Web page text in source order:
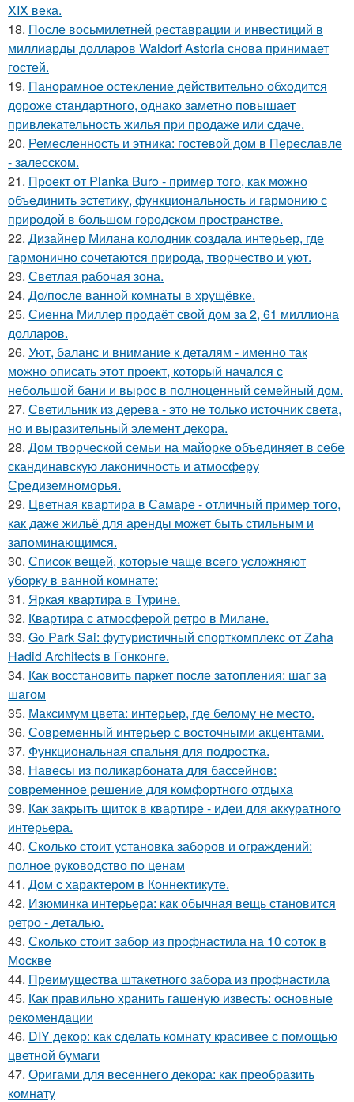
XIX века.
18. После восьмилетней реставрации и инвестиций в
миллиарды долларов Waldorf Astoria снова принимает
гостей.
19. Панорамное остекление действительно обходится
дороже стандартного, однако заметно повышает
привлекательность жилья при продаже или сдаче.
20. Ремесленность и этника: гостевой дом в Переславле
- залесском.
21. Проект от Planka Buro - пример того, как можно
объединить эстетику, функциональность и гармонию с
природой в большом городском пространстве.
22. Дизайнер Милана колодник создала интерьер, где
гармонично сочетаются природа, творчество и уют.
23. Светлая рабочая зона.
24. До/после ванной комнаты в хрущёвке.
25. Сиенна Миллер продаёт свой дом за 2, 61 миллиона
долларов.
26. Уют, баланс и внимание к деталям - именно так
можно описать этот проект, который начался с
небольшой бани и вырос в полноценный семейный дом.
27. Светильник из дерева - это не только источник света,
но и выразительный элемент декора.
28. Дом творческой семьи на майорке объединяет в себе
скандинавскую лаконичность и атмосферу
Средиземноморья.
29. Цветная квартира в Самаре - отличный пример того,
как даже жильё для аренды может быть стильным и
запоминающимся.
30. Список вещей, которые чаще всего усложняют
уборку в ванной комнате:
31. Яркая квартира в Турине.
32. Квартира с атмосферой ретро в Милане.
33. Go Park Sai: футуристичный спорткомплекс от Zaha
Hadid Architects в Гонконге.
34. Как восстановить паркет после затопления: шаг за
шагом
35. Максимум цвета: интерьер, где белому не место.
36. Современный интерьер с восточными акцентами.
37. Функциональная спальня для подростка.
38. Навесы из поликарбоната для бассейнов:
современное решение для комфортного отдыха
39. Как закрыть щиток в квартире - идеи для аккуратного
интерьера.
40. Сколько стоит установка заборов и ограждений:
полное руководство по ценам
41. Дом с характером в Коннектикуте.
42. Изюминка интерьера: как обычная вещь становится
ретро - деталью.
43. Сколько стоит забор из профнастила на 10 соток в
Москве
44. Преимущества штакетного забора из профнастила
45. Как правильно хранить гашеную известь: основные
рекомендации
46. DIY декор: как сделать комнату красивее с помощью
цветной бумаги
47. Оригами для весеннего декора: как преобразить
комнату